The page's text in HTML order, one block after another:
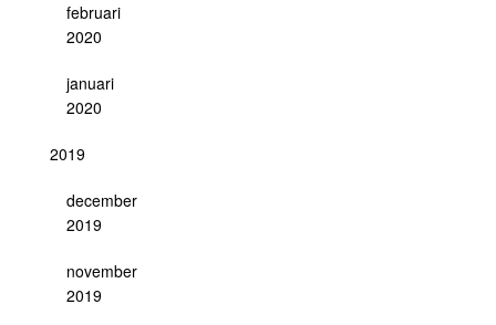
februari
2020
januari
2020
2019
december
2019
november
2019